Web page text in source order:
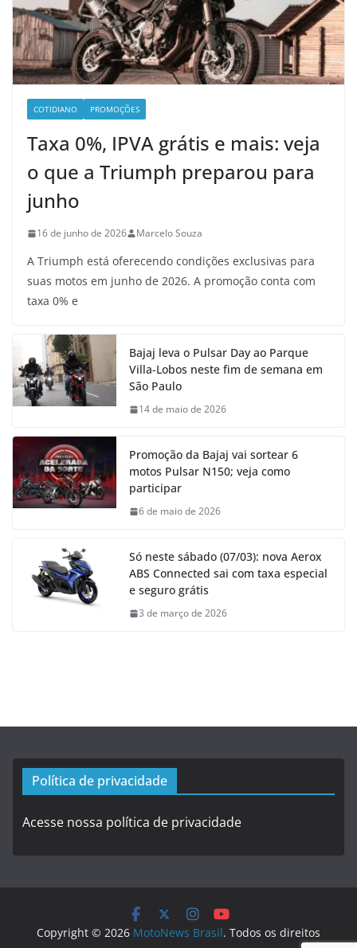
COTIDIANO PROMOÇÕES
Taxa 0%, IPVA grátis e mais: veja
o que a Triumph preparou para
junho
16 de junho de 2026 Marcelo Souza
A Triumph está oferecendo condições exclusivas para
suas motos em junho de 2026. A promoção conta com
taxa 0% e
Bajaj leva o Pulsar Day ao Parque
Villa-Lobos neste fim de semana em
São Paulo
14 de maio de 2026
Promoção da Bajaj vai sortear 6
motos Pulsar N150; veja como
participar
6 de maio de 2026
Só neste sábado (07/03): nova Aerox
ABS Connected sai com taxa especial
e seguro grátis
3 de março de 2026
Política de privacidade
Acesse nossa política de privacidade
Copyright © 2026 MotoNews Brasil. Todos os direitos